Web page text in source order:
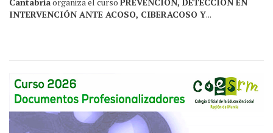
INTERVENCIÓN ANTE ACOSO, CIBERACOSO Y...